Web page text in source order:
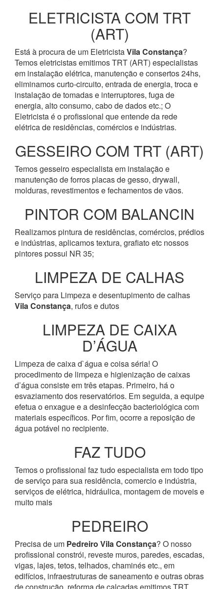
ELETRICISTA COM TRT
(ART)
Está à procura de um EletricistaVila Constança?
Temos eletricistas emitimos TRT (ART) especialistas
em instalação elétrica, manutenção e consertos 24hs,
eliminamos curto-circuito, entrada de energia, troca e
instalação de tomadas e interruptores, fuga de
energia, alto consumo, cabo de dados etc.; O
Eletricista é o profissional que entende da rede
elétrica de residências, comércios e indústrias.
GESSEIRO COM TRT (ART)
Temos gesseiro especialista em instalação e
manutenção de forros placas de gesso, drywall,
molduras, revestimentos e fechamentos de vãos.
PINTOR COM BALANCIN
Realizamos pintura de residências, comércios, prédios
e indústrias, aplicamos textura, grafiato etc nossos
pintores possui NR 35;
LIMPEZA DE CALHAS
Serviço para Limpeza e desentupimento de calhas
Vila Constança, rufos e dutos
LIMPEZA DE CAIXA
D’ÁGUA
Limpeza de caixa d`água e coisa séria! O
procedimento de limpeza e higienização de caixas
d’água consiste em três etapas. Primeiro, há o
esvaziamento dos reservatórios. Em seguida, a equipe
efetua o enxague e a desinfecção bacteriológica com
materiais específicos. Por fim, ocorre a reposição de
água potável no recipiente.
FAZ TUDO
Temos o profissional faz tudo especialista em todo tipo
de serviço para sua residência, comercio e indústria,
serviços de elétrica, hidráulica, montagem de moveis e
muito mais
PEDREIRO
Precisa de um Pedreiro Vila Constança? O nosso
profissional constrói, reveste muros, paredes, escadas,
vigas, lajes, tetos, telhados, chaminés etc., em
edifícios, infraestruturas de saneamento e outras obras